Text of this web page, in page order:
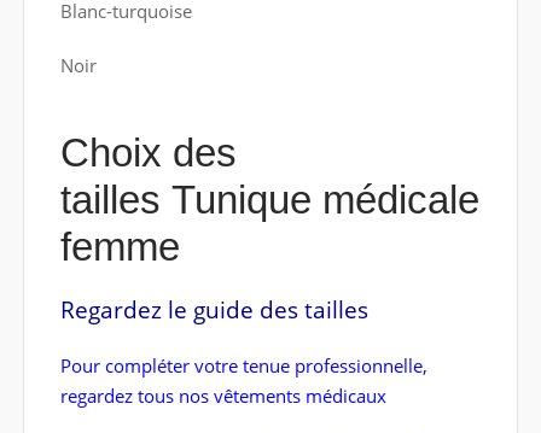
Blanc-turquoise
Noir
Choix des
tailles Tunique médicale
femme
Regardez le guide des tailles
Pour compléter votre tenue professionnelle,
regardez tous nos vêtements médicaux